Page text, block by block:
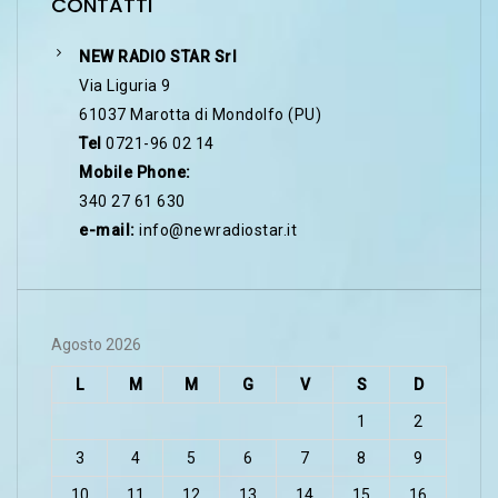
NEW RADIO STAR Srl
Via Liguria 9
61037 Marotta di Mondolfo (PU)
Tel 0721-96 02 14
Mobile Phone:
340 27 61 630
e-mail: info@newradiostar.it
Agosto 2026
L M M G V S D
1 2
3 4 5 6 7 8 9